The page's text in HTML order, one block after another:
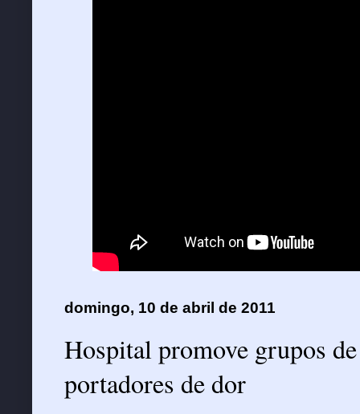
domingo, 10 de abril de 2011
Hospital promove grupos
portadores de dor